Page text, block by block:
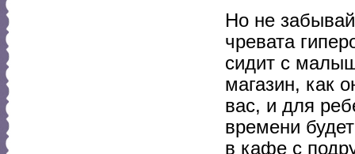
Но не
чревата
сидит с
магазин, как
вас, и для
времени
в кафе с